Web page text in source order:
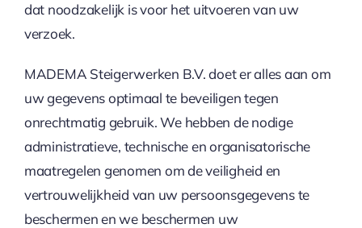
dat noodzakelijk is voor het uitvoeren van uw
verzoek.
MADEMA Steigerwerken B.V. doet er alles aan om
uw gegevens optimaal te beveiligen tegen
onrechtmatig gebruik. We hebben de nodige
administratieve, technische en organisatorische
maatregelen genomen om de veiligheid en
vertrouwelijkheid van uw persoonsgegevens te
beschermen en we beschermen uw